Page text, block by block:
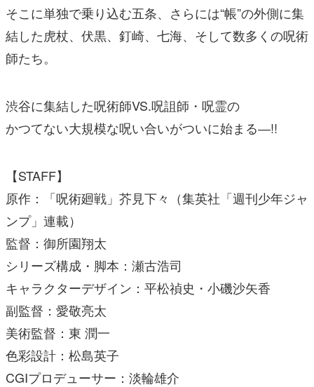
そこに単独で乗り込む五条、さらには“帳”の外側に集
結した虎杖、伏黒、釘崎、七海、そして数多くの呪術
師たち。
渋谷に集結した呪術師VS.呪詛師・呪霊の
かつてない大規模な呪い合いがついに始まる―!!
【STAFF】
原作：「呪術廻戦」芥見下々（集英社「週刊少年ジャ
ンプ」連載）
監督：御所園翔太
シリーズ構成・脚本：瀬古浩司
キャラクターデザイン：平松禎史・小磯沙矢香
副監督：愛敬亮太
美術監督：東 潤一
色彩設計：松島英子
CGIプロデューサー：淡輪雄介